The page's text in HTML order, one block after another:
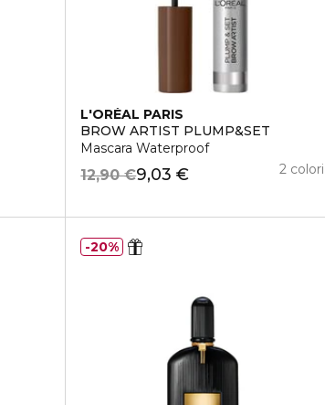
L'ORÉAL PARIS
BROW ARTIST PLUMP&SET
Mascara Waterproof
9,03 €
12,90 € 2 colori
20%